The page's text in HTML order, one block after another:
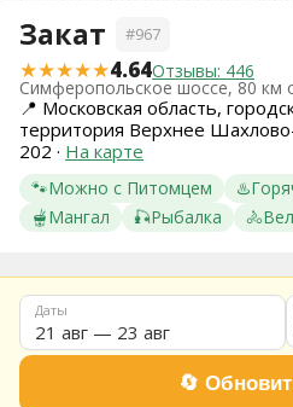
Закат #967
★★★★★4.64Отзывы: 446
Симферопольское шоссе, 80
📍 Московская область,
территория Верхнее
202 · На карте
🐾Можно с Питомцем ♨️
🫕Мангал 🎣Рыбалка 🚴
Даты